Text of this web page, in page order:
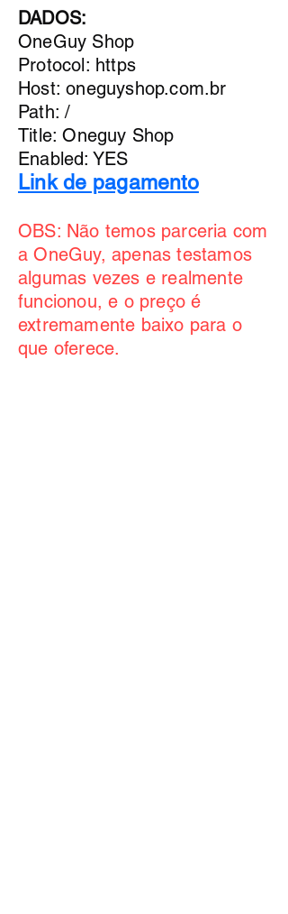
DADOS:
OneGuy Shop
Protocol: https
Host: oneguyshop.com.br
Path: /
Title: Oneguy Shop
Enabled: YES
Link de pagamento
OBS: Não temos parceria com
a OneGuy, apenas testamos
algumas vezes e realmente
funcionou, e o preço é
extremamente baixo para o
que oferece.